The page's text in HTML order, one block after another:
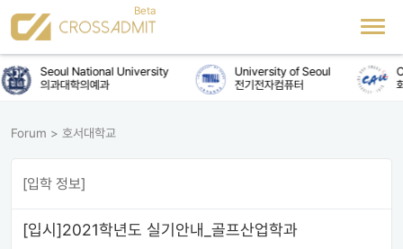
Seoul National University
의과대학의예과
University of Seoul
전기전자컴퓨터
Forum > 호서대학교
[입학 정보]
[입시]2021학년도 실기안내_골프산업학과